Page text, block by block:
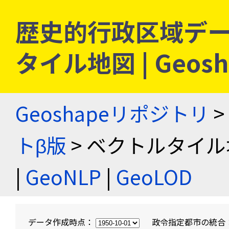
歴史的行政区域デ
タイル地図 |
Geoshapeリポジトリ >
トβ版 > ベクトルタイ
| GeoNLP | GeoLOD
データ作成時点： 政令指定都市の統